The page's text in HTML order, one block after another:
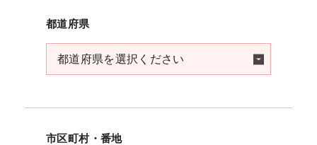
都道府県
市区町村・番地